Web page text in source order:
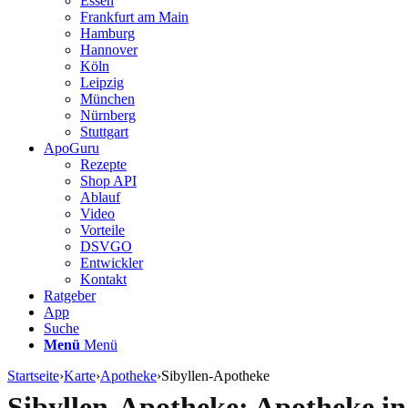
Frankfurt am Main
Hamburg
Hannover
Köln
Leipzig
München
Nürnberg
Stuttgart
ApoGuru
Rezepte
Shop API
Ablauf
Video
Vorteile
DSVGO
Entwickler
Kontakt
Ratgeber
App
Suche
Menü Menü
Startseite›Karte›Apotheke›Sibyllen-Apotheke